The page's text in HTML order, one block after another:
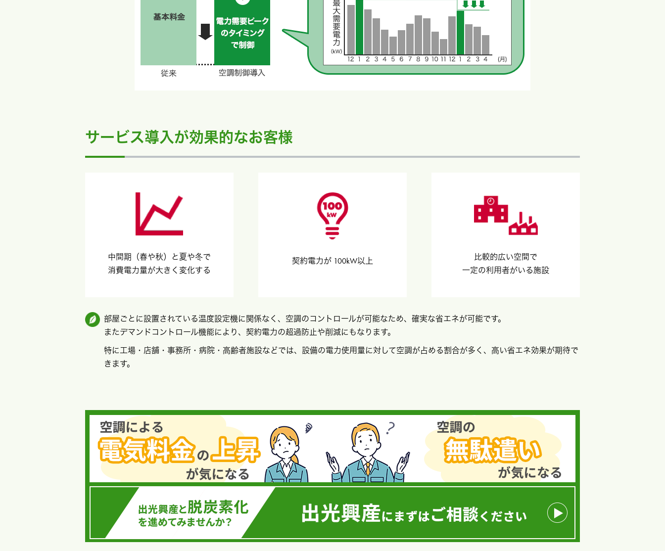
サービス導入が効果的なお客様
中間期（春や秋）と夏や冬で
消費電力量が大きく変化する
契約電力が 100kW以上
比較的広い空間で
一定の利用者がいる施設
部屋ごとに設置されている温度設定機に関係なく、空調のコントロールが可能なため、確実な省エネが可能です。
またデマンドコントロール機能により、契約電力の超過防止や削減にもなります。
特に工場・店舗・事務所・病院・高齢者施設などでは、設備の電力使用量に対して空調が占める割合が多く、高い省エネ効果が期待で
きます。